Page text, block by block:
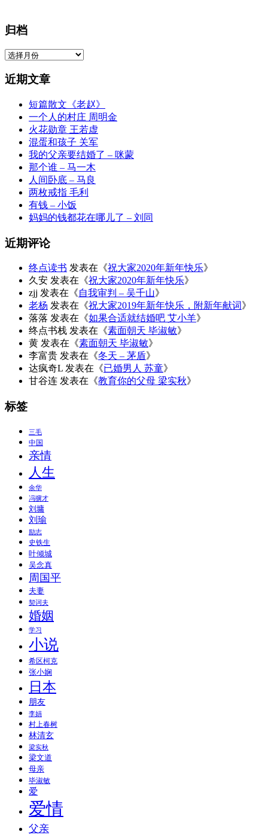
归档
归
近期文章
短篇散文《老赵》
一个人的村庄 周明金
火花勋章 王若虚
混蛋和孩子 关军
我的父亲要结婚了 – 咪蒙
那个谁 – 马一木
人间卧底 – 马良
两枚戒指 毛利
有钱 – 小饭
妈妈的钱都花在哪儿了 – 刘同
近期评论
终点读书 发表在《祝大家2020年新年快乐》
久安 发表在《祝大家2020年新年快乐》
zjj 发表在《自我审判 – 吴千山》
老杨 发表在《祝大家2019年新年快乐，附新年献词》
落落 发表在《如果合适就结婚吧 艾小羊》
终点书栈 发表在《素面朝天 毕淑敏》
黄 发表在《素面朝天 毕淑敏》
李富贵 发表在《冬天 – 茅盾》
达疯奇L 发表在《已婚男人 苏童》
甘谷连 发表在《教育你的父母 梁实秋》
标签
三毛
中国
亲情
人生
余华
冯骥才
刘墉
刘瑜
励志
史铁生
叶倾城
吴念真
周国平
夫妻
契诃夫
婚姻
学习
小说
希区柯克
张小娴
日本
朋友
李娟
村上春树
林清玄
梁实秋
梁文道
母亲
毕淑敏
爱
爱情
父亲